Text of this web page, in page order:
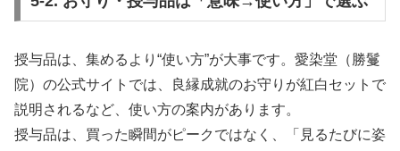
授与品は、集めるより“使い方”が大事です。愛染堂（勝鬘
院）の公式サイトでは、良縁成就のお守りが紅白セットで
説明されるなど、使い方の案内があります。
授与品は、買った瞬間がピークではなく、「見るたびに姿